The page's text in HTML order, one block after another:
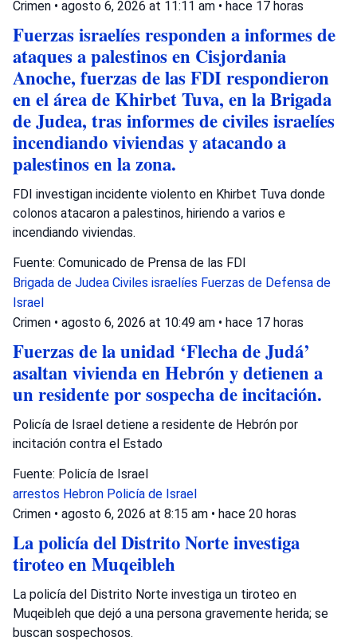
Crimen • agosto 6, 2026 at 11:11 am • hace 17 horas
Fuerzas israelíes responden a informes de
ataques a palestinos en Cisjordania
Anoche, fuerzas de las FDI respondieron
en el área de Khirbet Tuva, en la Brigada
de Judea, tras informes de civiles israelíes
incendiando viviendas y atacando a
palestinos en la zona.
FDI investigan incidente violento en Khirbet Tuva donde
colonos atacaron a palestinos, hiriendo a varios e
incendiando viviendas.
Fuente: Comunicado de Prensa de las FDI
Brigada de Judea Civiles israelíes Fuerzas de Defensa de
Israel
Crimen • agosto 6, 2026 at 10:49 am • hace 17 horas
Fuerzas de la unidad ‘Flecha de Judá’
asaltan vivienda en Hebrón y detienen a
un residente por sospecha de incitación.
Policía de Israel detiene a residente de Hebrón por
incitación contra el Estado
Fuente: Policía de Israel
arrestos Hebron Policía de Israel
Crimen • agosto 6, 2026 at 8:15 am • hace 20 horas
La policía del Distrito Norte investiga
tiroteo en Muqeibleh
La policía del Distrito Norte investiga un tiroteo en
Muqeibleh que dejó a una persona gravemente herida; se
buscan sospechosos.